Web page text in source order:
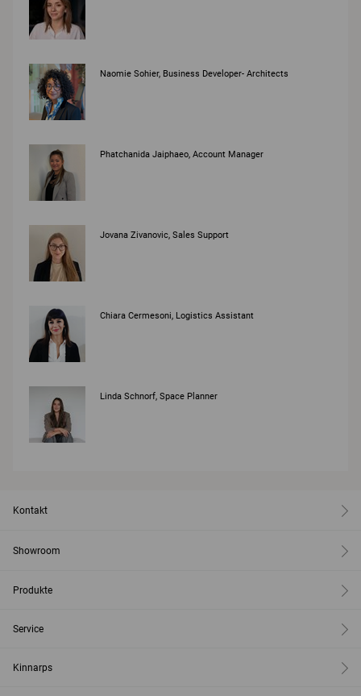
Naomie Sohier, Business Developer- Architects
Phatchanida Jaiphaeo, Account Manager
Jovana Zivanovic, Sales Support
Chiara Cermesoni, Logistics Assistant
Linda Schnorf, Space Planner
Kontakt
Showroom
Produkte
Service
Kinnarps